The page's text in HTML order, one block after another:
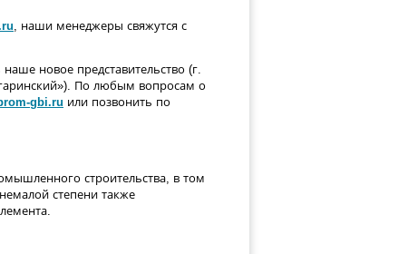
, наши менеджеры свяжутся с
новое представительство (г.
По любым вопросам о
gbi.ru или позвонить по
строительства, в том
степени также